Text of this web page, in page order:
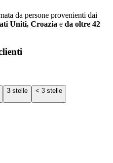
da persone provenienti dai
Uniti, Croazia e da oltre 42
3 stelle < 3 stelle